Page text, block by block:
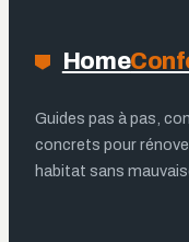
Home
Guides pas à pas,
concrets pour
habitat sans